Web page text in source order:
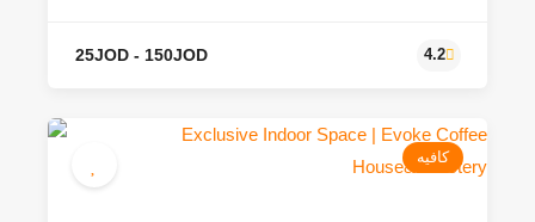
4.1
40JOD - 500JOD
كافيه